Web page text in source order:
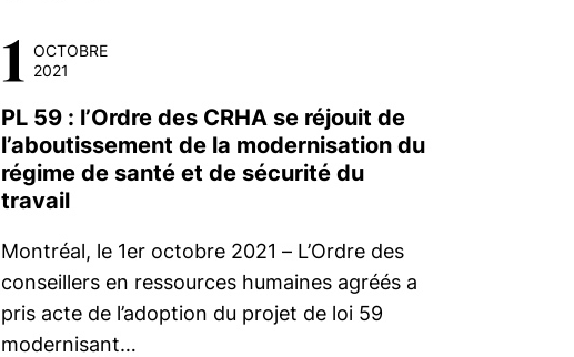
1
OCTOBRE
2021
PL 59 : l’Ordre des CRHA se réjouit de
l’aboutissement de la modernisation du
régime de santé et de sécurité du
travail
Montréal, le 1er octobre 2021 – L’Ordre des
conseillers en ressources humaines agréés a
pris acte de l’adoption du projet de loi 59
modernisant…